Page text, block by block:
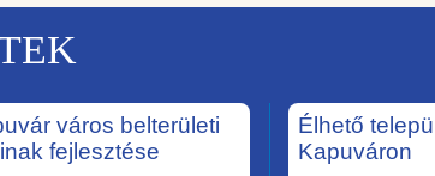
város belterületi
fejlesztése
Élhető
Kapuváron